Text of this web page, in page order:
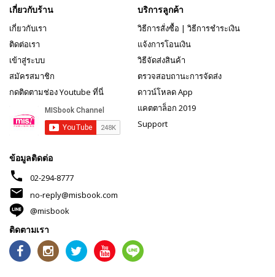
เกี่ยวกับร้าน
เกี่ยวกับเรา
ติดต่อเรา
เข้าสู่ระบบ
สมัครสมาชิก
กดติดตามช่อง Youtube ที่นี่
บริการลูกค้า
วิธีการสั่งซื้อ | วิธีการชำระเงิน
แจ้งการโอนเงิน
วิธีจัดส่งสินค้า
ตรวจสอบถานะการจัดส่ง
ดาวน์โหลด App
แคตตาล็อก 2019
Support
ข้อมูลติดต่อ
phone 02-294-8777
mail
no-reply@misbook.com
@misbook
ติดตามเรา